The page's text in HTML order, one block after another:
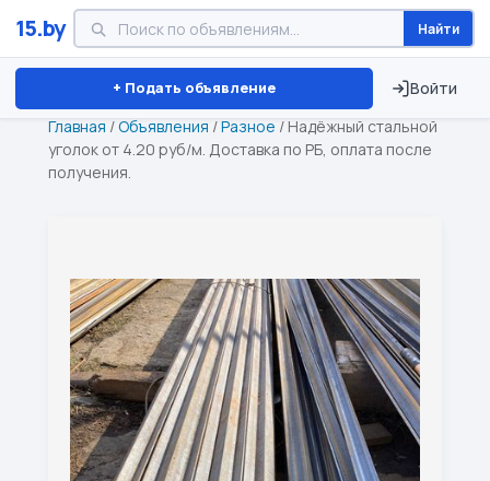
15.by Найти
+ Подать объявление Войти
Минск Витебск Брест ⏱ ТОЛЬКО 15 ДНЕЙ
Главная /Объявления /Разное / Надёжный стальной
уголок от 4.20 руб/м. Доставка по РБ, оплата после
получения.